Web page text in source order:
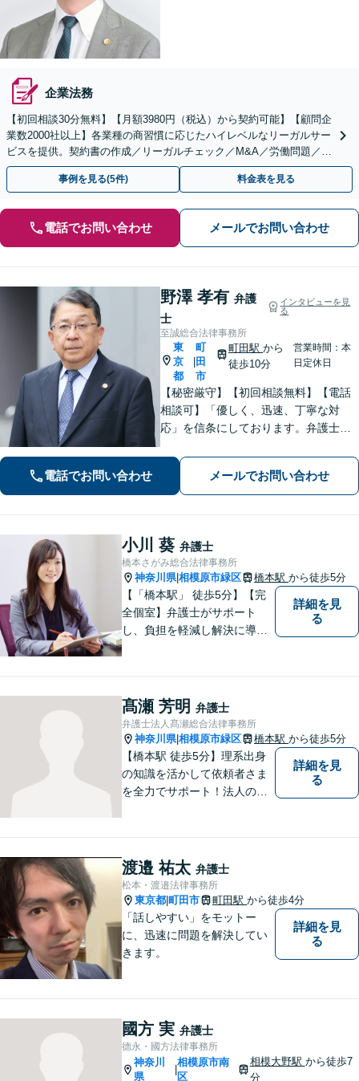
企業法務
【初回相談30分無料】【月額3980円（税込）から契約可能】【顧問企
業数2000社以上】各業種の商習慣に応じたハイレベルなリーガルサー
ビスを提供。契約書の作成／リーガルチェック／M&A／労働問題／知
的財産等、お任せください【他士業連携可能】
事例を見る(5件) 料金表を見る
電話でお問い合わせ メールでお問い合わせ
野澤 孝有 弁護
士
インタビューを見
る
至誠総合法律事務所
東
京
都
町
田
市
町田駅 から
徒歩10分
営業時間：本
日定休日
【秘密厳守】【初回相談無料】【電話
相談可】「優しく、迅速、丁寧な対
応」を信条にしております。弁護士に
少しの勇気を出して、お気軽にご相談
ください。【休日・夜間面談可】
電話でお問い合わせ メールでお問い合わせ
小川 葵 弁護士
橋本さがみ総合法律事務所
神奈川県|相模原市緑区 橋本駅 から徒歩5分
【「橋本駅」 徒歩5分】【完
全個室】弁護士がサポート
し、負担を軽減し解決に導き
はご相談いただき、今後の進
め方を一緒に考えましょう。
【法テラス利用可】
詳細を見
る
髙瀬 芳明 弁護士
弁護士法人髙瀬総合法律事務所
神奈川県|相模原市緑区 橋本駅 から徒歩5分
【橋本駅 徒歩5分】理系出身
の知識を活かして依頼者さま
を全力でサポート！法人のお
したいことを整理しながら導
き出します。
詳細を見
る
渡邉 祐太 弁護士
松本・渡邉法律事務所
東京都 町田市 町田駅 から徒歩4分
「話しやすい」をモットー
に、迅速に問題を解決してい
きます。
詳細を見
る
國方 実 弁護士
德永・國方法律事務所
神奈川
県
相模原市南
区
相模大野駅 から徒歩7
分